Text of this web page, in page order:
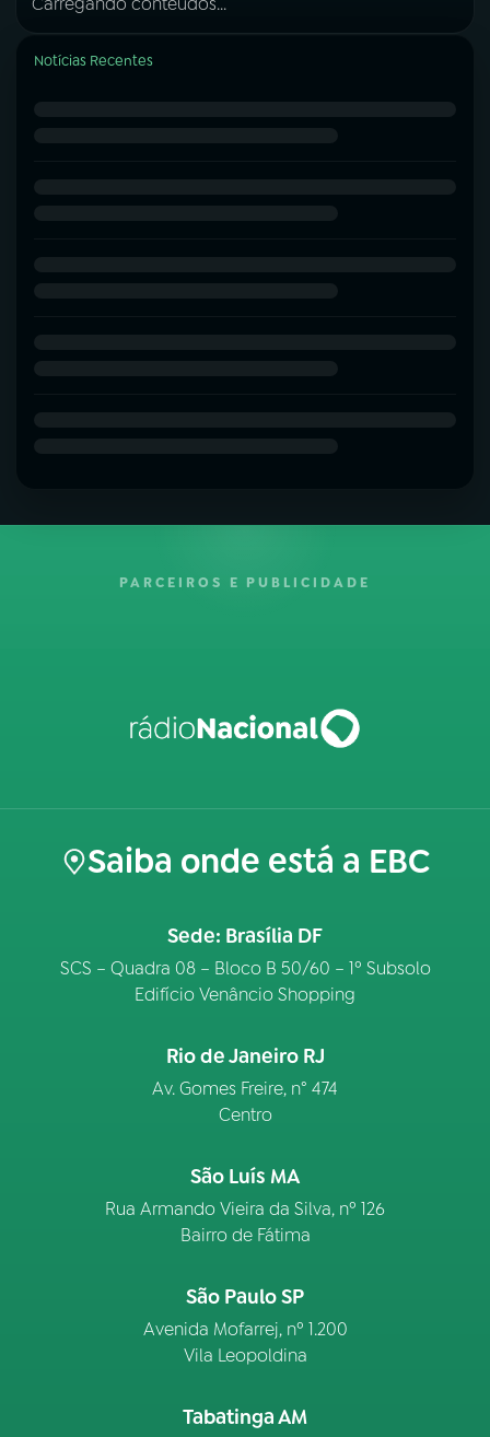
Notícias Recentes
PARCEIROS E PUBLICIDADE
Saiba onde está a EBC
Sede: Brasília DF
SCS – Quadra 08 – Bloco B 50/60 – 1º Subsolo
Edifício Venâncio Shopping
Rio de Janeiro RJ
Av. Gomes Freire, n° 474
Centro
São Luís MA
Rua Armando Vieira da Silva, nº 126
Bairro de Fátima
São Paulo SP
Avenida Mofarrej, nº 1.200
Vila Leopoldina
Tabatinga AM